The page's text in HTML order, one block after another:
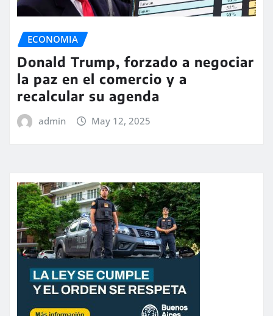
ECONOMIA
Donald Trump, forzado a negociar
la paz en el comercio y a
recalcular su agenda
admin May 12, 2025